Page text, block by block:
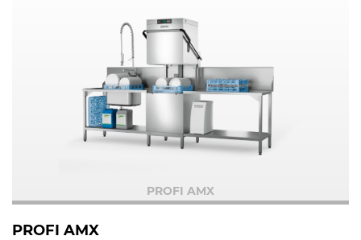
PROFI AMX
PROFI AMX